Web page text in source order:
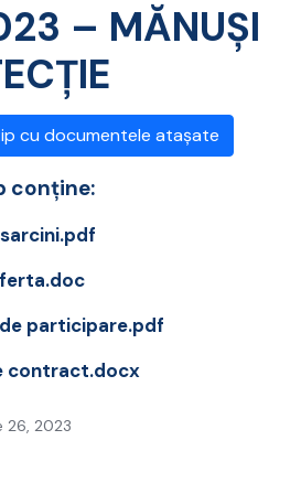
– MĂNUŞI
cu documentele atașate
conține:
participare.pdf
contract.docx
26, 2023